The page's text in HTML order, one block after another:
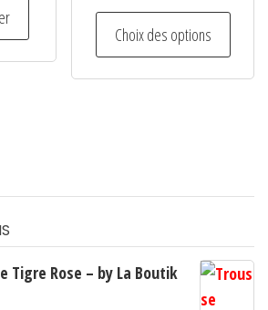
du
produit
Choix des options
Ce
sur
Tigre Rose – by La Boutik